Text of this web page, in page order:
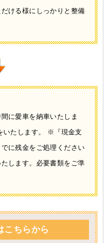
ける様にしっかりと整備
に愛車を納車いたしま
いたします。 ※『現金支
に残金をご処理ください
します。必要書類をご準
こちらから